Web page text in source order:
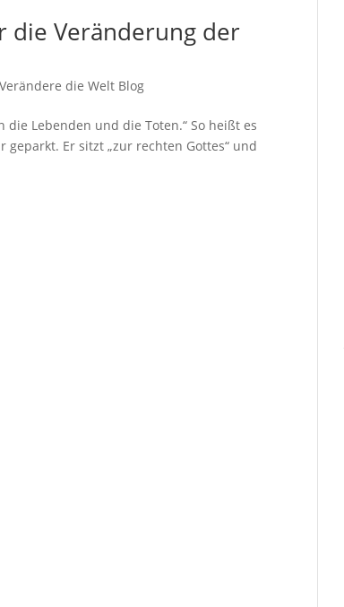
die Veränderung der
Verändere die Welt Blog
Lebenden und die Toten.“ So heißt es
Er sitzt „zur rechten Gottes“ und